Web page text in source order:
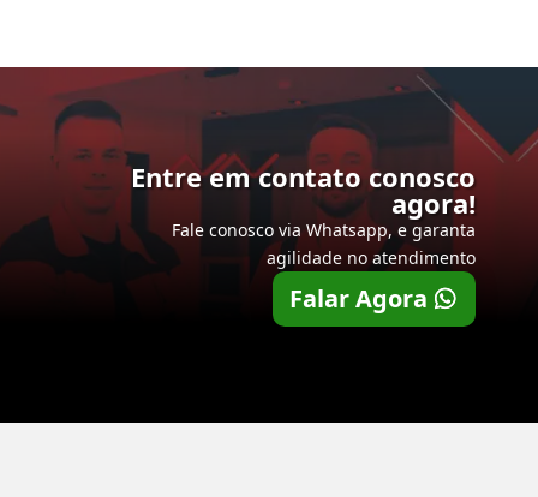
Entre em contato conosco
agora!
Fale conosco via Whatsapp, e garanta
agilidade no atendimento
Falar Agora